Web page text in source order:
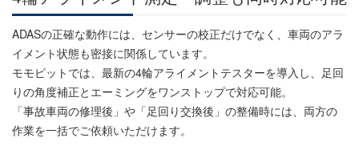
ADASの正確な動作には、センサーの校正だけでなく、車両のアラ
イメント状態も密接に関係しています。
モモピットでは、最新の4輪アライメントテスターを導入し、足回
りの角度補正とエーミングをワンストップで対応可能。
「事故車両の修理後」や「足回り交換後」の整備時には、両方の
作業を一括でご依頼いただけます。